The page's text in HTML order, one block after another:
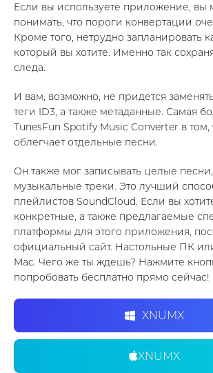
Если вы используете приложение, вы
понимать, что пороги конвертации
Кроме того, нетрудно запланировать
который вы хотите. Именно так
следа.
И вам, возможно, не придется
теги ID3, а также метаданные. Самая
TunesFun Spotify Music Converter в том,
облегчает отдельные песни.
Он также мог записывать целые
музыкальные треки. Это лучший
плейлистов SoundCloud. Если вы
конкретные, а также предлагаемые
платформы для этого приложения,
официальный сайт. Настольные ПК
Mac. Чего же ты ждешь? Нажмите
попробовать бесплатно прямо сейчас!
XNUMX
XNUMX